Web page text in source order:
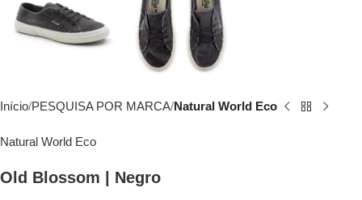
Início PESQUISA POR MARCA Natural World Eco
Natural World Eco
Old Blossom | Negro